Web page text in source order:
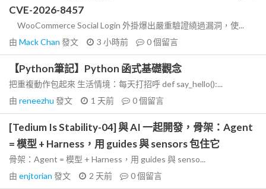
CVE-2026-8457
WooCommerce Social Login 外掛爆出嚴重驗證繞過漏洞，使...
由 Mack Chan 發文 3 小時前 0個留言
【Python筆記】Python 函式基礎觀念
把重複動作包起來 生活情境：每天打招呼 def say_hello():...
由 reneezhu 發文 1 天前 0個留言
[Tedium Is Stability-04] 與 AI 一起開發，骨架：Agent
= 模型 + Harness，用 guides 與 sensors 包住它
骨架：Agent = 模型 + Harness，用 guides 與 senso...
由 enjtorian 發文 2 天前 0個留言